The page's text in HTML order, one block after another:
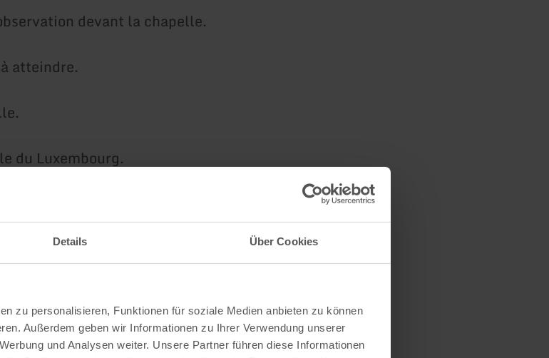
Details Über Cookies
zu personalisieren, Funktionen für soziale Medien anbieten zu können
Außerdem geben wir Informationen zu Ihrer Verwendung unserer
und Analysen weiter. Unsere Partner führen diese Informationen
devant la chapelle.
atteindre.
du Luxembourg.
Willibrord.